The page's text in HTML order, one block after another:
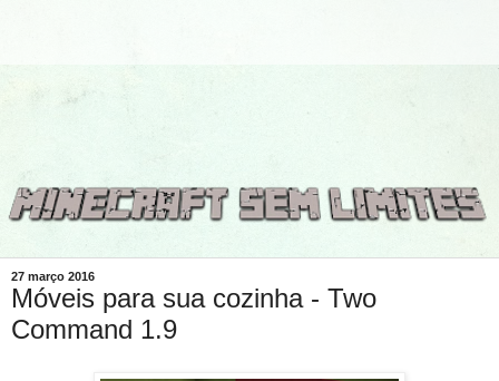
27 março 2016
Móveis para sua cozinha - Two
Command 1.9